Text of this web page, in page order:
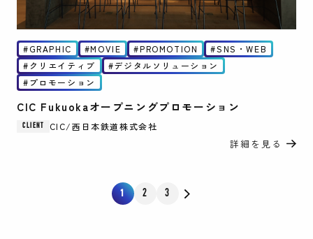
GRAPHIC MOVIE PROMOTION
SNS・WEB
クリエイティブ
デジタルソリューション
プロモーション
CIC Fukuokaオープニングプロモーション
CLIENT CIC/西日本鉄道株式会社
詳細を見る
1 2 3